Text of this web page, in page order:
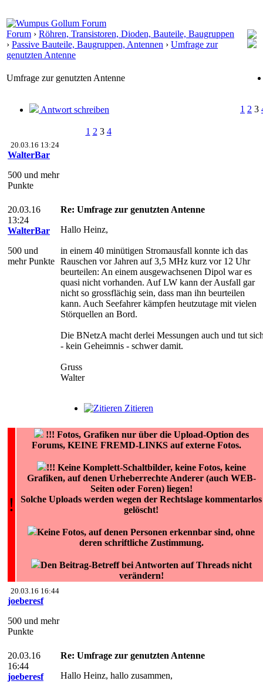
Forum › Röhren, Transistoren, Dioden, Bauteile, Baugruppen
› Passive Bauteile, Baugruppen, Antennen › Umfrage zur
genutzten Antenne
Umfrage zur genutzten Antenne
Antwort schreiben 1 2 3
1 2 3 4
20.03.16 13:24
WalterBar
500 und mehr
Punkte
20.03.16
13:24
WalterBar
500 und
mehr Punkte
Re: Umfrage zur genutzten Antenne
Hallo Heinz,
in einem 40 minütigen Stromausfall konnte ich das
Rauschen vor Jahren auf 3,5 MHz kurz vor 12 Uhr
beurteilen: An einem ausgewachsenen Dipol war es
quasi nicht vorhanden. Auf LW kann der Ausfall gar
nicht so grossflächig sein, dass man ihn beurteilen
kann. Auch Seefahrer kämpfen heutzutage mit vielen
Störquellen an Bord.
Die BNetzA macht derlei Messungen auch und tut
- kein Geheimnis - schwer damit.
Gruss
Walter
Zitieren
!
!!! Fotos, Grafiken nur über die Upload-Option des
Forums, KEINE FREMD-LINKS auf externe Fotos.
!!! Keine Komplett-Schaltbilder, keine Fotos, keine
Grafiken, auf denen Urheberrechte Anderer (auch WEB-
Seiten oder Foren) liegen!
Solche Uploads werden wegen der Rechtslage kommentarlos
gelöscht!
Keine Fotos, auf denen Personen erkennbar sind, ohne
deren schriftliche Zustimmung.
Den Beitrag-Betreff bei Antworten auf Threads nicht
verändern!
20.03.16 16:44
joeberesf
500 und mehr
Punkte
20.03.16
16:44
joeberesf
Re: Umfrage zur genutzten Antenne
Hallo Heinz, hallo zusammen,